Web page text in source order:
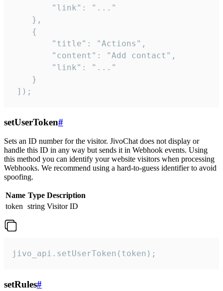
        "link": "..."
    },
    {
        "title": "Actions",
        "content": "Add contact",
        "link": "..."
    }
]);
setUserToken#
Sets an ID number for the visitor. JivoChat does not display or
handle this ID in any way but sends it in Webhook events. Using
this method you can identify your website visitors when processing
Webhooks. We recommend using a hard-to-guess identifier to avoid
spoofing.
Name Type Description
token string Visitor ID
jivo_api.setUserToken(token);
setRules#